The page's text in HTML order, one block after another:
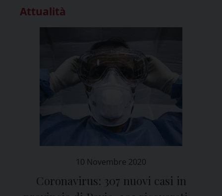
Attualità
10 Novembre 2020
Coronavirus: 307 nuovi casi in